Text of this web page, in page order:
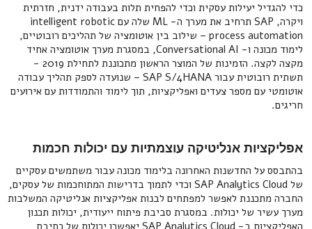
כדי להגדיל יעילות עסקית וכדי להפחית תלות בעבודה ידנית, חזרתית
ויקרה, SAP תרחיב את מערך ה- ML שלה עם intelligent robotic
process automation – שילוב בין אוטומציה של תהליכים רובוטיים,
לימוד מכונה ו- Conversational AI, במסגרת מערך אוטומציה אחיד
מקצה לקצה. הזמינות של המוצר הראשון מתכוננת לתחילת 2019 -
תשתית רובוטית עבור SAP S/4HANA – שנועדה לספק תהליך עבודה
אוטומטי עם מספר צעדים ואפליקציות, תוך לימוד והתמודדות עם אירועים
חריגים.
אפליקציות אנליטיקה עוצמתיות עם יכולות חכמות
בהתבסס על החדשנות האחרונה בלימוד מכונה עבור משתמשים עסקיים
של SAP Analytics Cloud וכדי לתמוך בדרישות המתוחכמות של עסקים,
החברה מתכננת לאפשר למפתחים לבנות אפליקציות אנליטיקה המשלבות
מערך עשיר של יכולות. במסגרת סביבת פיתוח ייעודית, יכולות תכנון
האפליקציות ב- SAP Analytics Cloud יאפשרו יכולות של כתיבת